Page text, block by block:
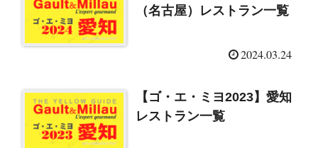
（名古屋）レストラン一覧
2024.03.24
【ゴ・エ・ミヨ2023】愛知
レストラン一覧